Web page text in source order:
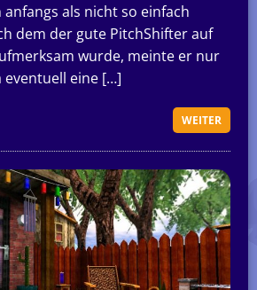
als nicht so einfach
dem der gute PitchShifter auf
wurde, meinte er nur
eventuell eine […]
WEITER